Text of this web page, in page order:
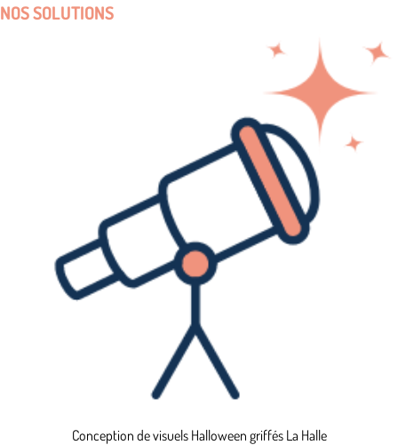
NOS SOLUTIONS
Conception de visuels Halloween griffés La Halle